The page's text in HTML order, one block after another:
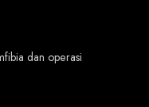
dan operasi